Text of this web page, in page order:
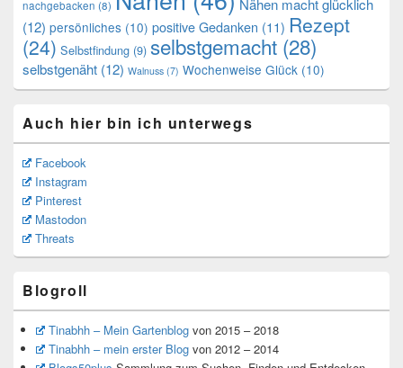
nachgebacken (8)
Nähen macht glücklich
(12) persönliches (10) positive Gedanken (11) Rezept
(24) Selbstfindung (9) selbstgemacht (28)
selbstgenäht (12) Walnuss (7) Wochenweise Glück (10)
Auch hier bin ich unterwegs
Facebook
Instagram
Pinterest
Mastodon
Threats
Blogroll
Tinabhh – Mein Gartenblogvon 2015 – 2018
Tinabhh – mein erster Blogvon 2012 – 2014